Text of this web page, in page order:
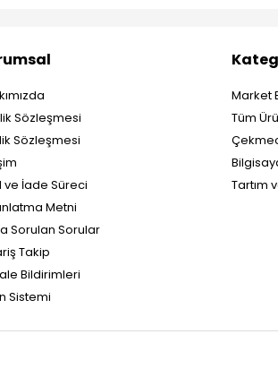
Sözleşmesi
Sözleşmesi
ve İade Süreci
Metni
Sorulan Sorular
Takip
Bildirimleri
Sistemi
Market
Tüm
Tartım